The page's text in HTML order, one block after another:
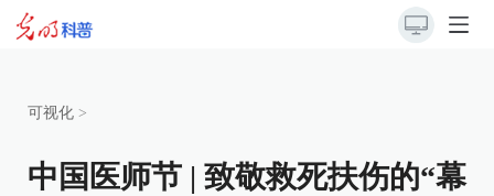
可视化 >
中国医师节 | 致敬救死扶伤的“幕